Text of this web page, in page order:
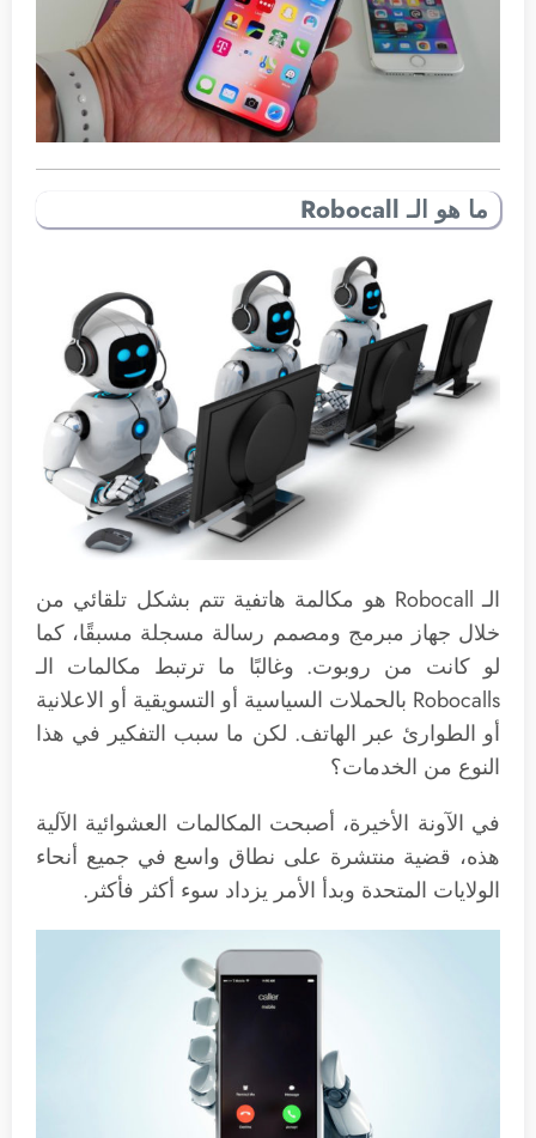
ما هو الـ Robocall
الـ Robocall هو مكالمة هاتفية تتم بشكل تلقائي من
خلال جهاز مبرمج ومصمم رسالة مسجلة مسبقًا، كما
لو كانت من روبوت. وغالبًا ما ترتبط مكالمات الـ
Robocalls بالحملات السياسية أو التسويقية أو الاعلانية
أو الطوارئ عبر الهاتف. لكن ما سبب التفكير في هذا
النوع من الخدمات؟
في الآونة الأخيرة، أصبحت المكالمات العشوائية الآلية
هذه، قضية منتشرة على نطاق واسع في جميع أنحاء
الولايات المتحدة وبدأ الأمر يزداد سوء أكثر فأكثر.